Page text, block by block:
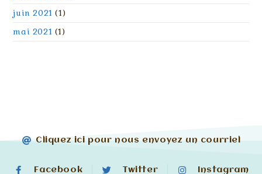
juin 2021 (1)
mai 2021 (1)
Cliquez ici pour nous envoyez un courriel
Facebook Twitter Instagram